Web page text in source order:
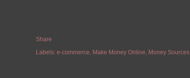
Share
Labels: e-commerce Make Money Online Money Sources